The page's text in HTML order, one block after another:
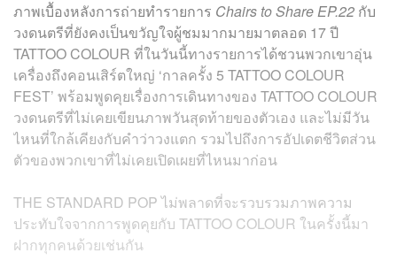
ภาพเบื้องหลังการถ่ายทำรายการ Chairs to Share EP.22 กับ
วงดนตรีที่ยังคงเป็นขวัญใจผู้ชมมากมายมาตลอด 17 ปี
TATTOO COLOUR ที่ในวันนี้ทางรายการได้ชวนพวกเขาอุ่น
เครื่องถึงคอนเสิร์ตใหญ่ ‘กาลครั้ง 5 TATTOO COLOUR
FEST’ พร้อมพูดคุยเรื่องการเดินทางของ TATTOO COLOUR
วงดนตรีที่ไม่เคยเขียนภาพวันสุดท้ายของตัวเอง และไม่มีวัน
ไหนที่ใกล้เคียงกับคำว่าวงแตก รวมไปถึงการอัปเดตชีวิตส่วน
ตัวของพวกเขาที่ไม่เคยเปิดเผยที่ไหนมาก่อน
THE STANDARD POP ไม่พลาดที่จะรวบรวมภาพความ
ประทับใจจากการพูดคุยกับ TATTOO COLOUR ในครั้งนี้มา
ฝากทุกคนด้วยเช่นกัน